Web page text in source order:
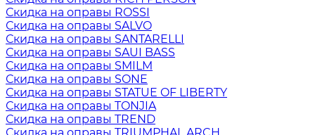
Скидка на оправы ROSSI
Скидка на оправы SALVO
Скидка на оправы SANTARELLI
Скидка на оправы SAUI BASS
Скидка на оправы SMILM
Скидка на оправы SONE
Скидка на оправы STATUE OF LIBERTY
Скидка на оправы TONJIA
Скидка на оправы TREND